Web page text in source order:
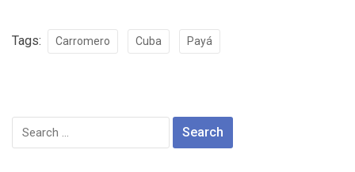
Tags: Carromero Cuba Payá
Search
for: